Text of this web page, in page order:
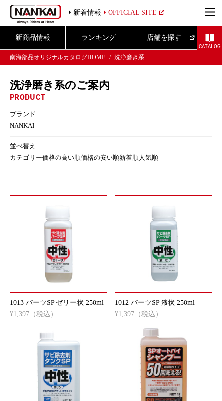
新着情報 OFFICIAL SITE
新商品情報 ランキング 店舗を探す
CATALOG
南海部品オリジナルカタログHOME
洗浄磨き系
洗浄磨き系のご案内
PRODUCT
ブランド
NANKAI
並べ替え
カテゴリー価格の高い順価格の安い順新着順人気順
1013 パーツSP ゼリー状 250ml
¥1,397（税込）
1012 パーツSP 液状 250ml
¥1,397（税込）